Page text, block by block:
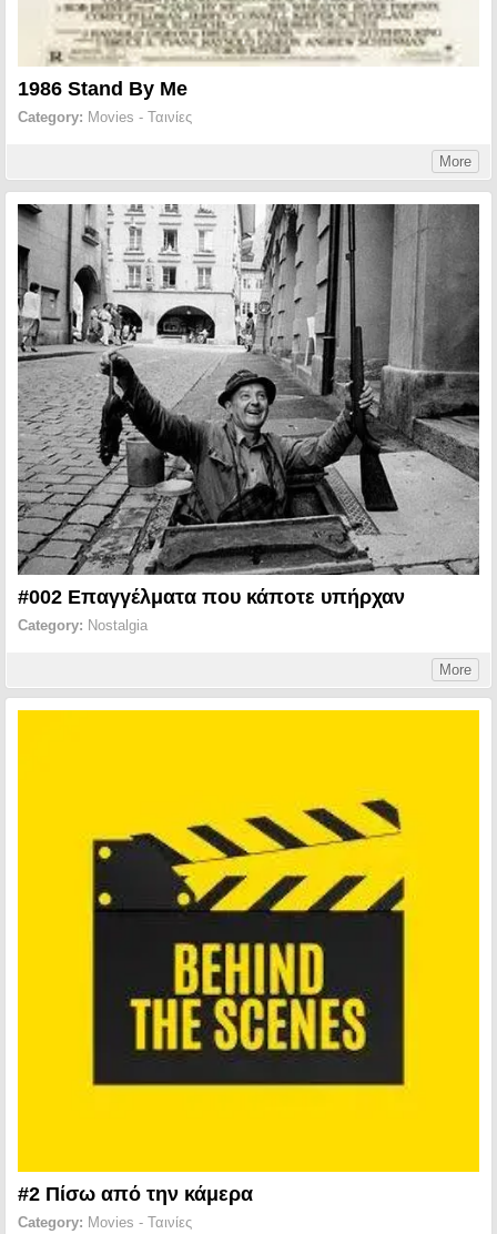
1986 Stand By Me
Category: Movies - Ταινίες
More
#002 Επαγγέλματα που κάποτε υπήρχαν
Category: Nostalgia
More
#2 Πίσω από την κάμερα
Category: Movies - Ταινίες